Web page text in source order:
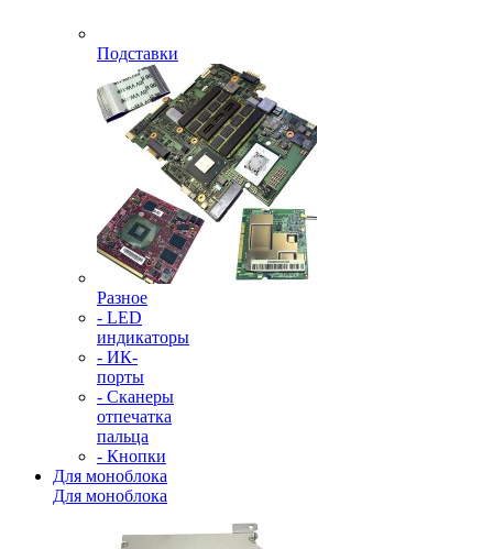
Подставки
Разное
- LED
индикаторы
- ИК-
порты
- Сканеры
отпечатка
пальца
- Кнопки
Для моноблока
Для моноблока